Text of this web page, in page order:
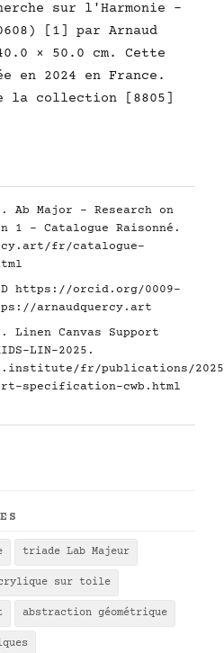
sur l'Harmonie -
[1] par Arnaud
× 50.0 cm. Cette
en 2024 en France.
collection [8805]
Ab Major - Research on
1 - Catalogue Raisonné.
fr/catalogue-
https://orcid.org/0009-
arnaudquercy.art
Linen Canvas Support
LIN-2025.
fr/publications/2025/
specification-cwb.html
triade Lab Majeur
sur toile
abstraction géométrique